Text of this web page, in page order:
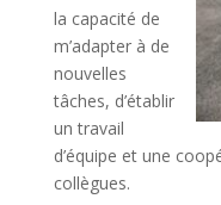
la capacité de
m’adapter à de
nouvelles
tâches, d’établir
un travail
d’équipe et une
collègues.